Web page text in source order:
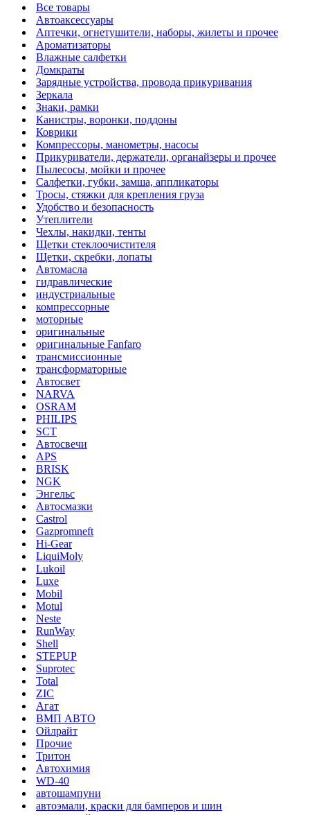
Все товары
Автоаксессуары
Аптечки, огнетушители, наборы, жилеты и прочее
Ароматизаторы
Влажные салфетки
Домкраты
Зарядные устройства, провода прикуривания
Зеркала
Знаки, рамки
Канистры, воронки, поддоны
Коврики
Компрессоры, манометры, насосы
Прикуриватели, держатели, органайзеры и прочее
Пылесосы, мойки и прочее
Салфетки, губки, замша, аппликаторы
Тросы, стяжки для крепления груза
Удобство и безопасность
Утеплители
Чехлы, накидки, тенты
Щетки стеклоочистителя
Щетки, скребки, лопаты
Автомасла
гидравлические
индустриальные
компрессорные
моторные
оригинальные
оригинальные Fanfaro
трансмиссионные
трансформаторные
Автосвет
NARVA
OSRAM
PHILIPS
SCT
Автосвечи
APS
BRISK
NGK
Энгельс
Автосмазки
Castrol
Gazpromneft
Hi-Gear
LiquiMoly
Lukoil
Luxe
Mobil
Motul
Neste
RunWay
Shell
STEPUP
Suprotec
Total
ZIC
Агат
ВМП АВТО
Ойлрайт
Прочие
Тритон
Автохимия
WD-40
автошампуни
автоэмали, краски для бамперов и шин